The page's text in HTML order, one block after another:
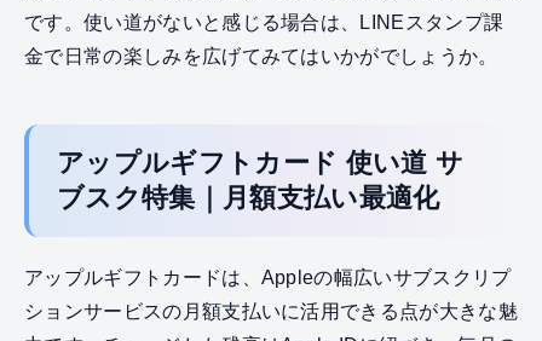
です。使い道がないと感じる場合は、LINEスタンプ課
金で日常の楽しみを広げてみてはいかがでしょうか。
アップルギフトカード 使い道 サ
ブスク特集｜月額支払い最適化
アップルギフトカードは、Appleの幅広いサブスクリプ
ションサービスの月額支払いに活用できる点が大きな魅